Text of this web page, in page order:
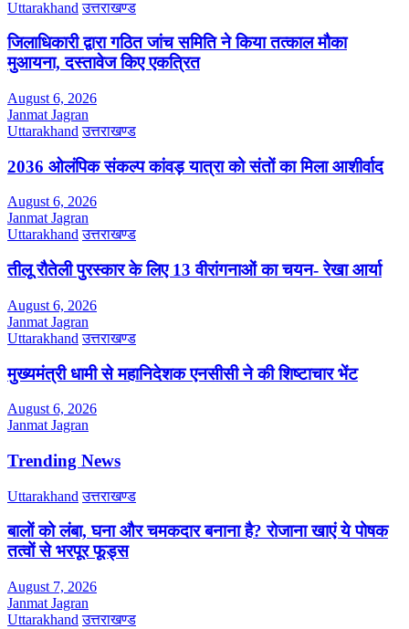
Uttarakhand उत्तराखण्ड
जिलाधिकारी द्वारा गठित जांच समिति ने किया तत्काल मौका
मुआयना, दस्तावेज किए एकत्रित
August 6, 2026
Janmat Jagran
Uttarakhand उत्तराखण्ड
2036 ओलंपिक संकल्प कांवड़ यात्रा को संतों का मिला आशीर्वाद
August 6, 2026
Janmat Jagran
Uttarakhand उत्तराखण्ड
तीलू रौतेली पुरस्कार के लिए 13 वीरांगनाओं का चयन- रेखा आर्या
August 6, 2026
Janmat Jagran
Uttarakhand उत्तराखण्ड
मुख्यमंत्री धामी से महानिदेशक एनसीसी ने की शिष्टाचार भेंट
August 6, 2026
Janmat Jagran
Trending News
Uttarakhand उत्तराखण्ड
बालों को लंबा, घना और चमकदार बनाना है? रोजाना खाएं ये पोषक
तत्वों से भरपूर फूड्स
August 7, 2026
Janmat Jagran
Uttarakhand उत्तराखण्ड